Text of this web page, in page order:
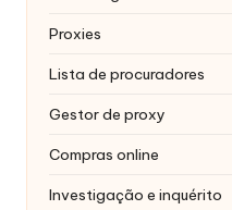
Proxies
Lista de procuradores
Gestor de proxy
Compras online
Investigação e inquérito